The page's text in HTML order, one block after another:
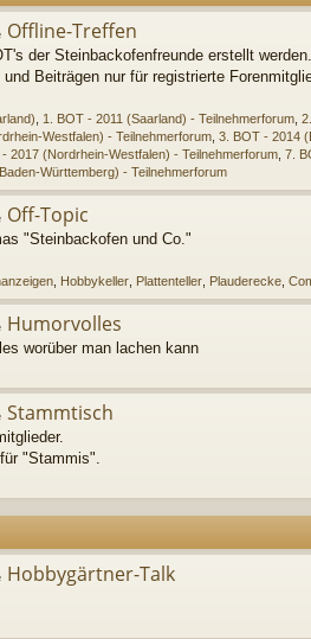
Offline-Treffen
der Steinbackofenfreunde erstellt werden.
Beiträgen nur für registrierte
1. BOT - 2011 (Saarland) - Teilnehmerforum
Westfalen) - Teilnehmerforum 3. BOT - 2014
2017 (Nordrhein-Westfalen) - Teilnehmerforum 7.
Württemberg) - Teilnehmerforum
Off-Topic
"Steinbackofen und Co."
Hobbykeller Plattenteller Plauderecke
Humorvolles
worüber man lachen kann
Stammtisch
"Stammis".
Hobbygärtner-Talk